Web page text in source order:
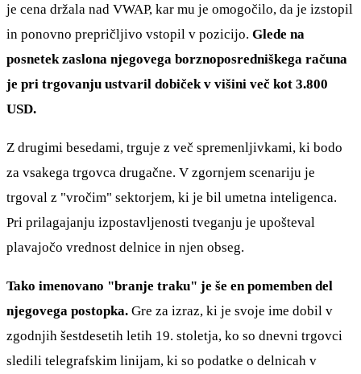
je cena držala nad VWAP, kar mu je omogočilo, da je izstopil
in ponovno prepričljivo vstopil v pozicijo. Glede na
posnetek zaslona njegovega borznoposredniškega računa
je pri trgovanju ustvaril dobiček v višini več kot 3.800
USD.
Z drugimi besedami, trguje z več spremenljivkami, ki bodo
za vsakega trgovca drugačne. V zgornjem scenariju je
trgoval z "vročim" sektorjem, ki je bil umetna inteligenca.
Pri prilagajanju izpostavljenosti tveganju je upošteval
plavajočo vrednost delnice in njen obseg.
Tako imenovano "branje traku" je še en pomemben del
njegovega postopka. Gre za izraz, ki je svoje ime dobil v
zgodnjih šestdesetih letih 19. stoletja, ko so dnevni trgovci
sledili telegrafskim linijam, ki so podatke o delnicah v